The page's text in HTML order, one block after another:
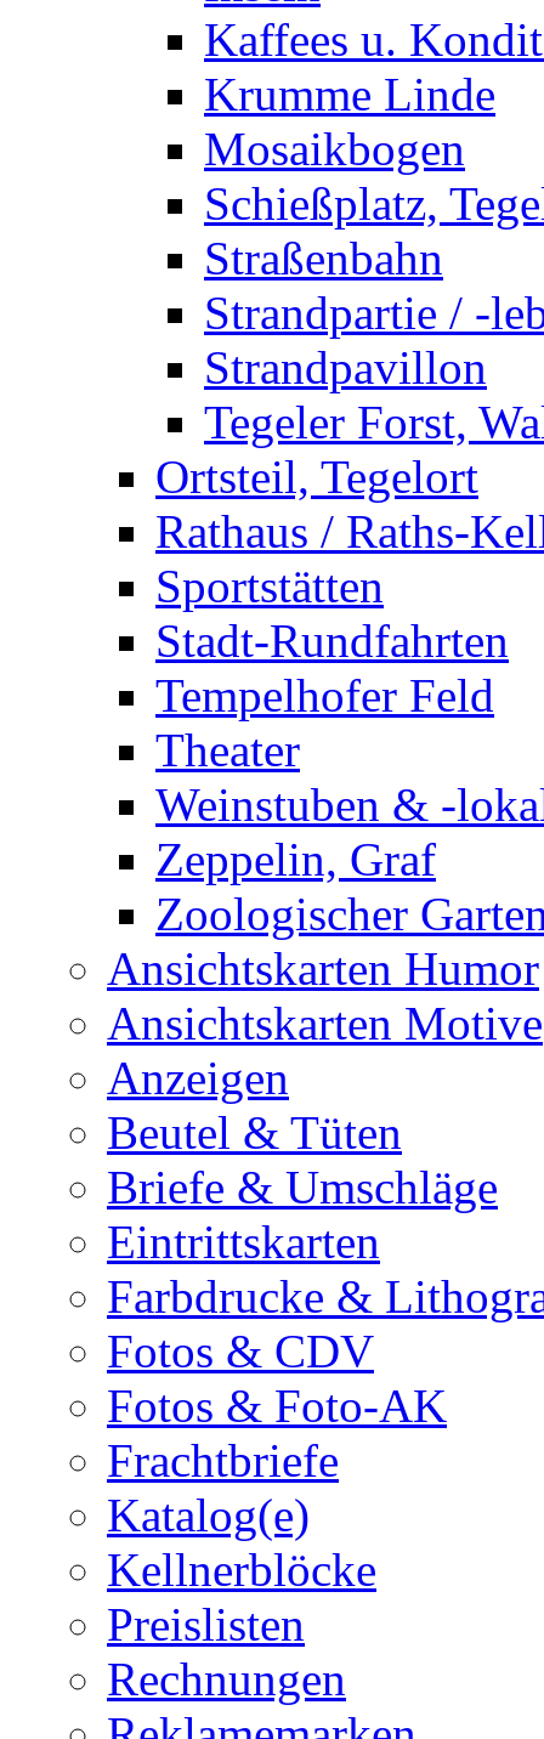
Kaffees u.
Krumme Linde
Mosaikbogen
Schießplatz,
Straßenbahn
Strandpartie / -
Strandpavillon
Tegeler Forst,
Ortsteil, Tegelort
Rathaus / Raths-
Sportstätten
Stadt-Rundfahrten
Tempelhofer Feld
Theater
Weinstuben & -
Zeppelin, Graf
Zoologischer
Ansichtskarten Humor
Ansichtskarten Motive
Anzeigen
Beutel & Tüten
Briefe & Umschläge
Eintrittskarten
Farbdrucke &
Fotos & CDV
Fotos & Foto-AK
Frachtbriefe
Katalog(e)
Kellnerblöcke
Preislisten
Rechnungen